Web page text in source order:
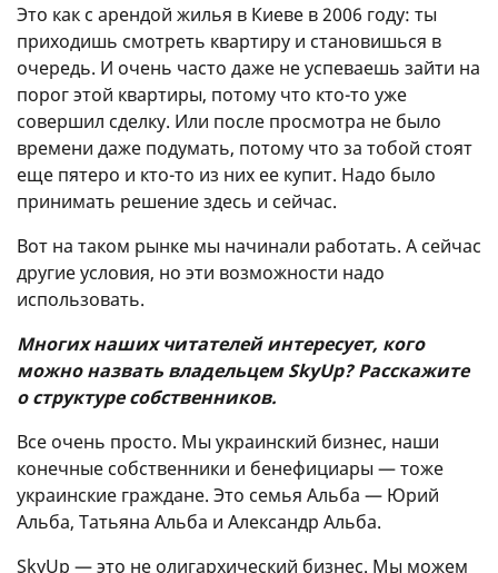
Это как с арендой жилья в Киеве в 2006 году: ты
приходишь смотреть квартиру и становишься в
очередь. И очень часто даже не успеваешь зайти на
порог этой квартиры, потому что кто-то уже
совершил сделку. Или после просмотра не было
времени даже подумать, потому что за тобой стоят
еще пятеро и кто-то из них ее купит. Надо было
принимать решение здесь и сейчас.
Вот на таком рынке мы начинали работать. А сейчас
другие условия, но эти возможности надо
использовать.
Многих наших читателей интересует, кого
можно назвать владельцем SkyUp? Расскажите
о структуре собственников.
Все очень просто. Мы украинский бизнес, наши
конечные собственники и бенефициары — тоже
украинские граждане. Это семья Альба — Юрий
Альба, Татьяна Альба и Александр Альба.
SkyUp — это не олигархический бизнес. Мы можем